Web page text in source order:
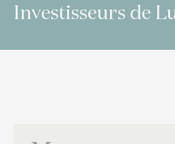
Investisseurs de